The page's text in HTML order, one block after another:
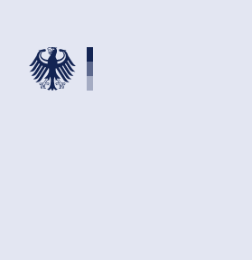
Zur Startseite